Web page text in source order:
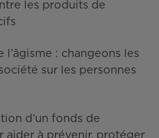
les produits de
l’âgisme : changeons les
sur les personnes
d’un fonds de
aider à prévenir, protéger